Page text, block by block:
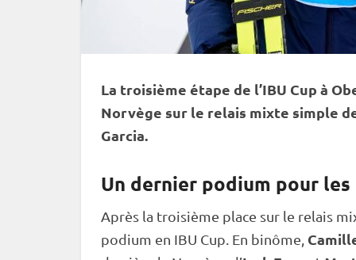
La troisième étape de l’IBU Cup à
Norvège sur le relais mixte simple
Garcia.
Un dernier podium pour
Après la troisième place sur le relais
podium en IBU Cup . En binôme,